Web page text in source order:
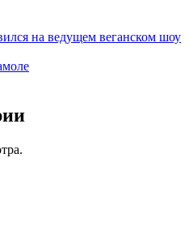
на ведущем веганском шоу